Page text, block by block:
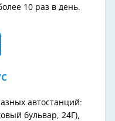
10 раз в день.
автостанций:
бульвар, 24Г),